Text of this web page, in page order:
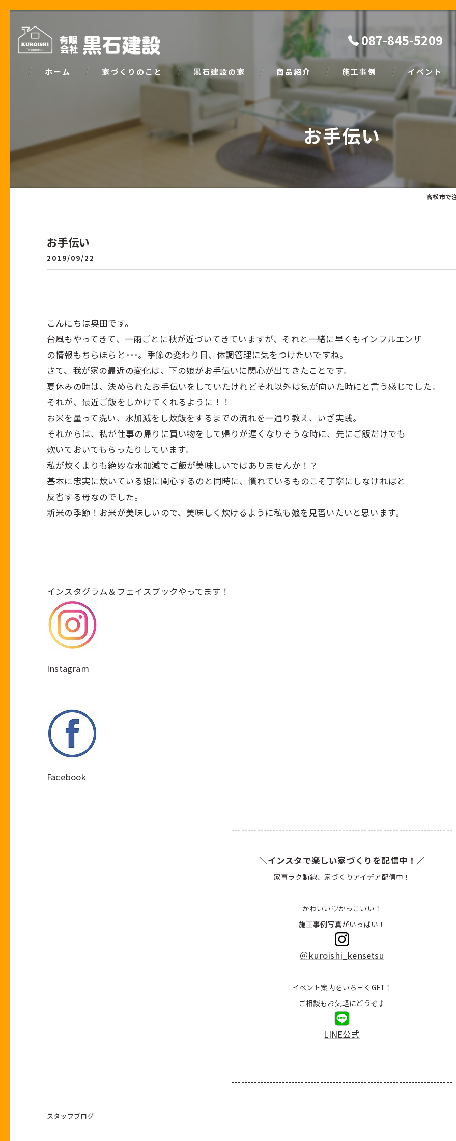
087-845-5209
ホーム 家づくりのこと
家づくりで大事な「お金の話」
黒石建設の家
パッシブデザイン
ZEH
安心の保証
商品紹介
natural
SIMPLE NOTE
施工事例 イベント
お手伝い
高松市で
お手伝い
2019/09/22
こんにちは奥田です。
台風もやってきて、一雨ごとに秋が近づいてきていますが、それと一緒に早くもインフルエンザ
の情報もちらほらと･･･。季節の変わり目、体調管理に気をつけたいですね。
さて、我が家の最近の変化は、下の娘がお手伝いに関心が出てきたことです。
夏休みの時は、決められたお手伝いをしていたけれどそれ以外は気が向いた時にと言う感じでした。
それが、最近ご飯をしかけてくれるように！！
お米を量って洗い、水加減をし炊飯をするまでの流れを一通り教え、いざ実践。
それからは、私が仕事の帰りに買い物をして帰りが遅くなりそうな時に、先にご飯だけでも
炊いておいてもらったりしています。
私が炊くよりも絶妙な水加減でご飯が美味しいではありませんか！？
基本に忠実に炊いている娘に関心するのと同時に、慣れているものこそ丁寧にしなければと
反省する母なのでした。
新米の季節！お米が美味しいので、美味しく炊けるように私も娘を見習いたいと思います。
インスタグラム＆フェイスブックやってます！
Instagram
Facebook
----------------------------------------------------------------------
＼インスタで楽しい家づくりを配信中！／
家事ラク動線、家づくりアイデア配信中！
かわいい♡かっこいい！
施工事例写真がいっぱい！
＠kuroishi_kensetsu
イベント案内をいち早くGET！
ご相談もお気軽にどうぞ♪
LINE公式
----------------------------------------------------------------------
スタッフブログ